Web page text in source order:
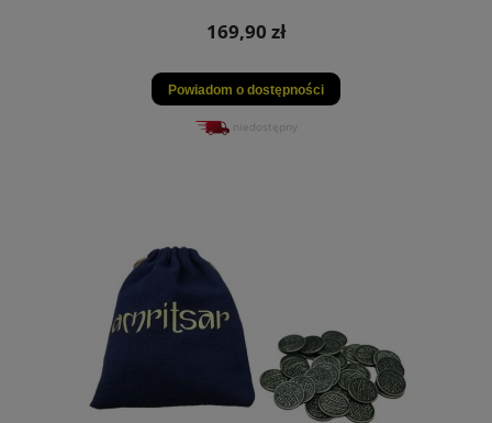
169,90 zł
Powiadom o dostępności
niedostępny